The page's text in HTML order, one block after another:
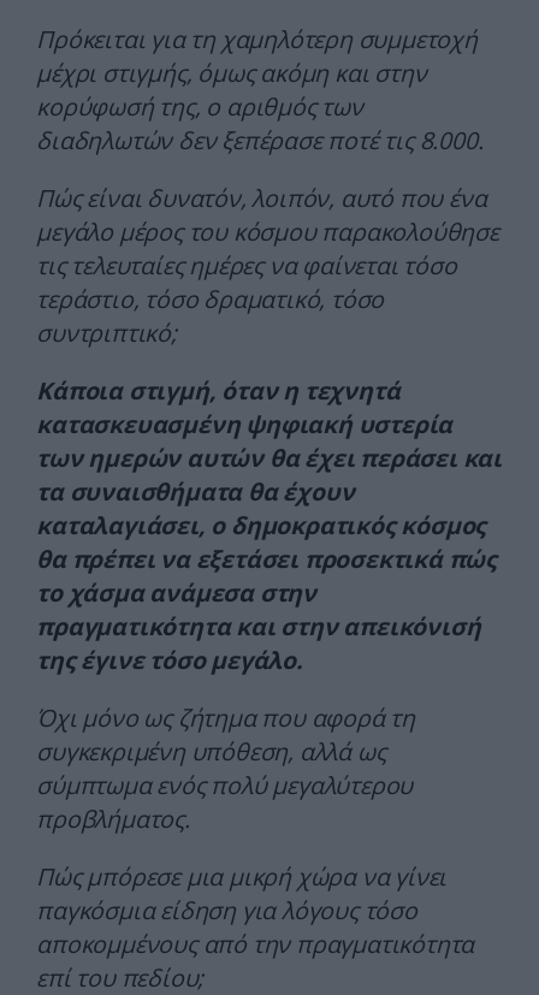
Πρόκειται για τη χαμηλότερη συμμετοχή
μέχρι στιγμής, όμως ακόμη και στην
κορύφωσή της, ο αριθμός των
διαδηλωτών δεν ξεπέρασε ποτέ τις 8.000.
Πώς είναι δυνατόν, λοιπόν, αυτό που ένα
μεγάλο μέρος του κόσμου παρακολούθησε
τις τελευταίες ημέρες να φαίνεται τόσο
τεράστιο, τόσο δραματικό, τόσο
συντριπτικό;
Κάποια στιγμή, όταν η τεχνητά
κατασκευασμένη ψηφιακή υστερία
των ημερών αυτών θα έχει περάσει και
τα συναισθήματα θα έχουν
καταλαγιάσει, ο δημοκρατικός κόσμος
θα πρέπει να εξετάσει προσεκτικά πώς
το χάσμα ανάμεσα στην
πραγματικότητα και στην απεικόνισή
της έγινε τόσο μεγάλο.
Όχι μόνο ως ζήτημα που αφορά τη
συγκεκριμένη υπόθεση, αλλά ως
σύμπτωμα ενός πολύ μεγαλύτερου
προβλήματος.
Πώς μπόρεσε μια μικρή χώρα να γίνει
παγκόσμια είδηση για λόγους τόσο
αποκομμένους από την πραγματικότητα
επί του πεδίου;